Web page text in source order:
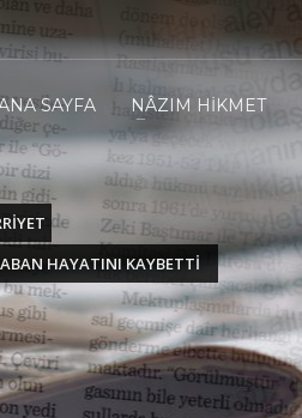
SAYFA NÂZIM HİKMET
HAYATINI KAYBETTİ